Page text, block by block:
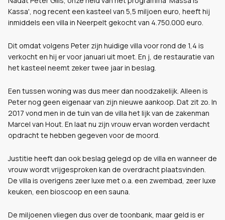
Kassa', nog recent een kasteel van 5,5 miljoen euro, heeft hij
inmiddels een villa in Neerpelt gekocht van 4.750.000 euro.
Dit omdat volgens Peter zijn huidige villa voor rond de 1,4 is
verkocht en hij er voor januari uit moet. En j, de restauratie van
het kasteel neemt zeker twee jaar in beslag.
Een tussen woning was dus meer dan noodzakelijk. Alleen is
Peter nog geen eigenaar van zijn nieuwe aankoop. Dat zit zo. In
2017 vond men in de tuin van de villa het lijk van de zakenman
Marcel van Hout. En laat nu zijn vrouw ervan worden verdacht
opdracht te hebben gegeven voor de moord.
Justitie heeft dan ook beslag gelegd op de villa en wanneer de
vrouw wordt vrijgesproken kan de overdracht plaatsvinden.
De villa is overigens zeer luxe met o.a. een zwembad, zeer luxe
keuken, een bioscoop en een sauna.
De miljoenen vliegen dus over de toonbank, maar geld is er